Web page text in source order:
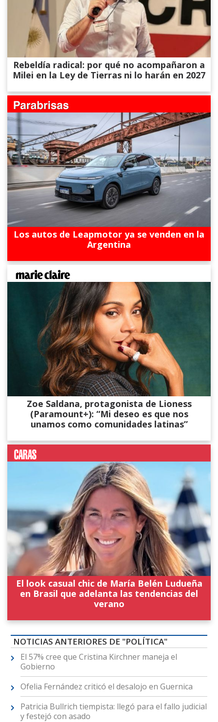
Rebeldía radical: por qué no acompañaron a
Milei en la Ley de Tierras ni lo harán en 2027
Los autos de Leapmotor ya se venden en la
Argentina
Zoe Saldana, protagonista de Lioness
(Paramount+): “Mi deseo es que nos
unamos como comunidades latinas”
El look casual chic de María Belén Ludueña
en Brasil que adelanta las tendencias del
verano
NOTICIAS ANTERIORES DE "POLÍTICA"
El 57% cree que Cristina Kirchner maneja el
Gobierno
Ofelia Fernández criticó el desalojo en Guernica
Patricia Bullrich tiempista: llegó para el fallo judicial
y festejó con asado